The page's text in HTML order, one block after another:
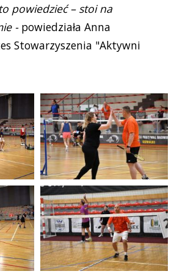
powiedzieć – stoi na
- powiedziała Anna
Stowarzyszenia "Aktywni